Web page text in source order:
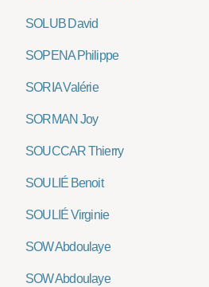
SOLUB David
SOPENA Philippe
SORIA Valérie
SORMAN Joy
SOUCCAR Thierry
SOULIÉ Benoit
SOULIÉ Virginie
SOW Abdoulaye
SOW Abdoulaye